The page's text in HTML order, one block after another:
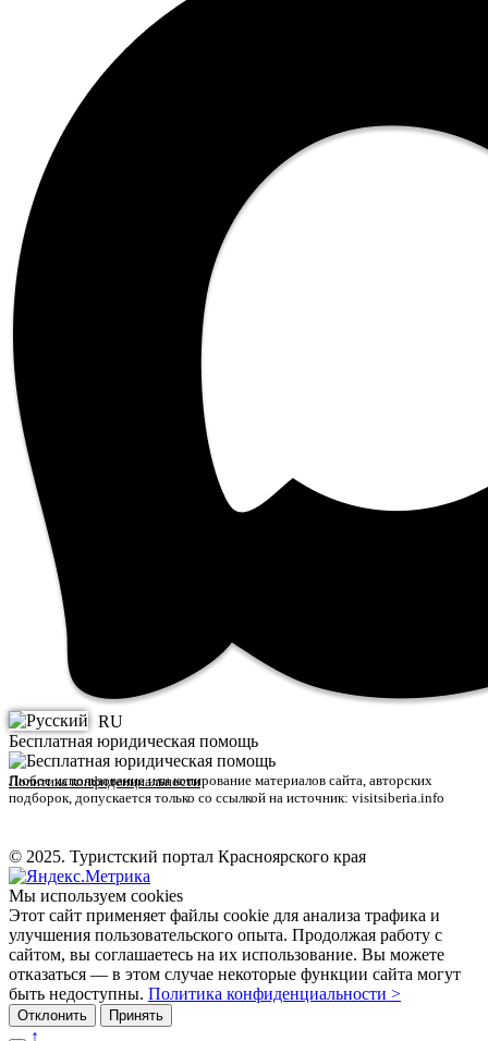
RU
Бесплатная юридическая помощь
Политика конфиденциальности
Любое использование или копирование материалов сайта, авторских
подборок, допускается только со ссылкой на источник: visitsiberia.info
© 2025. Туристский портал Красноярского края
Мы используем cookies
Этот сайт применяет файлы cookie для анализа трафика и
улучшения пользовательского опыта. Продолжая работу с
сайтом, вы соглашаетесь на их использование. Вы можете
отказаться — в этом случае некоторые функции сайта могут
быть недоступны. Политика конфиденциальности >
Отклонить Принять
↑